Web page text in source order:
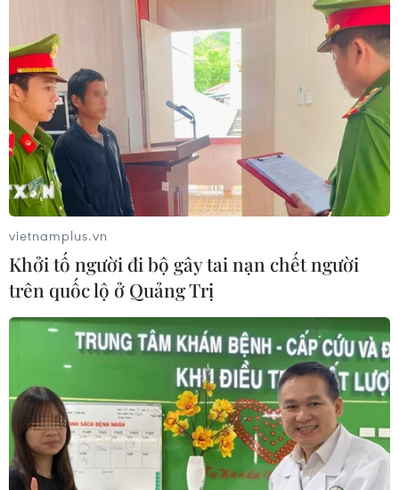
TIN CÙNG CHUYÊN MỤC
Lâm Đồng vào cao điểm vụ cá Nam,
ngư dân phấn khởi vươn khơi
06/08/2026 09:06
Giá dầu tăng khi nhà đầu tư thận
trọng trước tình hình Trung Đông
Giá vàng tăng phiên thứ tư liên tiếp,
chạm mức cao nhất trong 7 tuần
06/08/2026 08:36
Xăng dầu trong nước đồng loạt giảm,
E10RON95-III xuống còn 22.324
đồng/lít
vietnamplus.vn
Khởi tố người đi bộ gây tai nạn chết người
trên quốc lộ ở Quảng Trị